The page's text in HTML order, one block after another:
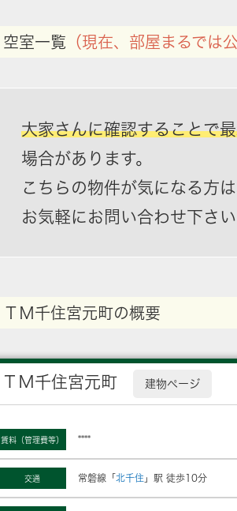
空室一覧 （現在、部屋まるでは
大家さんに確認することで
場合があります。
こちらの物件が気になる方は
お気軽にお問い合わせ下さい
ＴＭ千住宮元町の概要
ＴＭ千住宮元町 建物ページ
賃料（管理費等） ****
交通 常磐線「 北千住 」駅 徒歩10分